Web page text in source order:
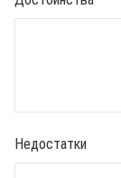
Недостатки